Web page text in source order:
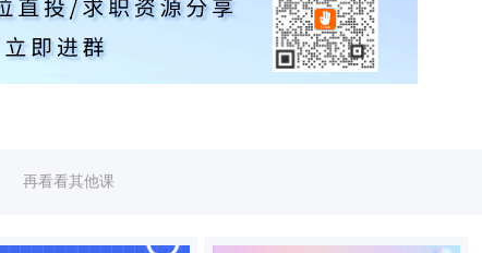
再看看其他课